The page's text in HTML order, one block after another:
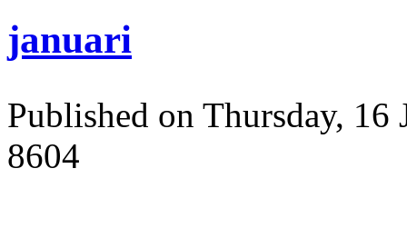
januari
Published on Thursday,
8604